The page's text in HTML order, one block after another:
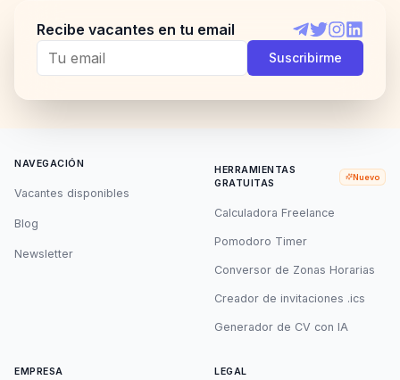
Recibe vacantes en tu email
Telegram
TwitterInstagram
Suscribirme
NAVEGACIÓN
Vacantes disponibles
Blog
Newsletter
HERRAMIENTAS
GRATUITAS
Nuevo
Calculadora Freelance
Pomodoro Timer
Conversor de Zonas Horarias
Creador de invitaciones .ics
Generador de CV con IA
EMPRESA LEGAL